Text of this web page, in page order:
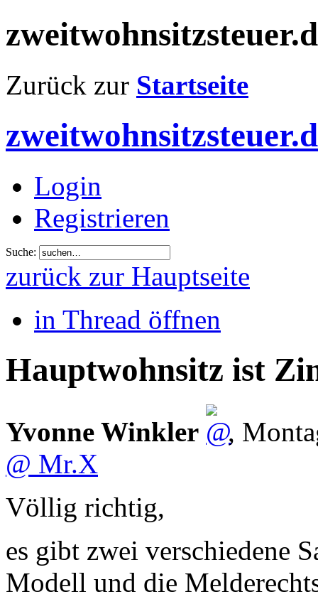
Zurück zur Startseite
Login
Registrieren
Suche:
zurück zur Hauptseite
in Thread öffnen
Hauptwohnsitz ist
Yvonne Winkler ,
@ Mr.X
Völlig richtig,
es gibt zwei verschiedene
Modell und die